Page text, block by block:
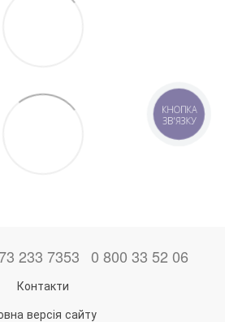
233 7353 0 800 33 52 06
Контакти
версія сайту
КНОПКА
ЗВ'ЯЗКУ